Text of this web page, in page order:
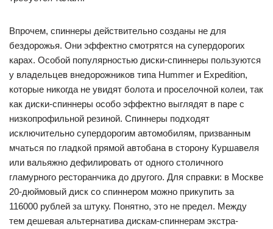
Впрочем, спиннеры действительно созданы не для
бездорожья. Они эффектно смотрятся на супердорогих
карах. Особой популярностью диски-спиннеры пользуются
у владельцев внедорожников типа Hummer и Expedition,
которые никогда не увидят болота и проселочной колеи, так
как диски-спиннеры особо эффектно выглядят в паре с
низкопрофильной резиной. Спиннеры подходят
исключительно супердорогим автомобилям, призванным
мчаться по гладкой прямой автобана в сторону Куршавеля
или вальяжно дефилировать от одного столичного
гламурного ресторанчика до другого. Для справки: в Москве
20-дюймовый диск со спиннером можно прикупить за
116000 рублей за штуку. Понятно, это не предел. Между
тем дешевая альтернатива дискам-спиннерам экстра-